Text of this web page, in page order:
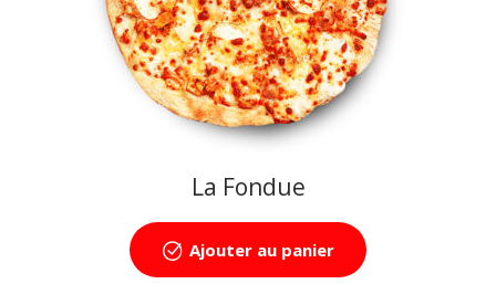
La Fondue
Ajouter au panier